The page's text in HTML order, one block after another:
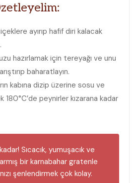
ayırıp hafif diri kalacak
hazırlamak için tereyağı ve unu
baharatlayın.
kabına dizip üzerine sosu ve
180°C’de peynirler kızarana kadar
Sıcacık, yumuşacık ve
bir karnabahar gratenle
şenlendirmek çok kolay.